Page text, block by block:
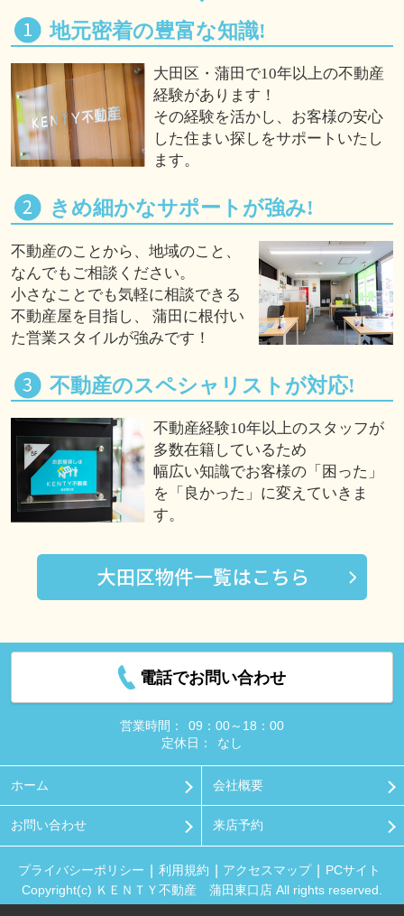
地元密着の豊富な知識!
大田区・蒲田で10年以上の不動産
経験があります！
その経験を活かし、お客様の安心
した住まい探しをサポートいたし
ます。
きめ細かなサポートが強み!
不動産のことから、地域のこと、
なんでもご相談ください。
小さなことでも気軽に相談できる
不動産屋を目指し、 蒲田に根付い
た営業スタイルが強みです！
不動産のスペシャリストが対応!
不動産経験10年以上のスタッフが
多数在籍しているため
幅広い知識でお客様の「困った」
を「良かった」に変えていきま
す。
電話でお問い合わせ
営業時間：
09：00～18：00
定休日：
なし
ホーム 会社概要
お問い合わせ 来店予約
プライバシーポリシー 利用規約 アクセスマップ
PCサイト
Copyright(c) ＫＥＮＴＹ不動産 蒲田東口店 All rights reserved.